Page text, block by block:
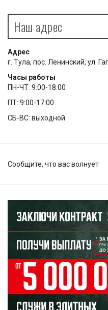
Наш адрес
Адрес
г. Тула, пос. Ленинский, ул.
Часы работы
ПН-ЧТ: 9:00-18:00
ПТ: 9:00-17:00
СБ-ВС: выходной
Сообщите, что вас волнует